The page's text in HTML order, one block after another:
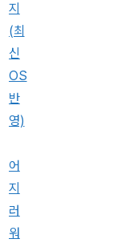
지
(최
신
OS
반
영)
어
지
러
워